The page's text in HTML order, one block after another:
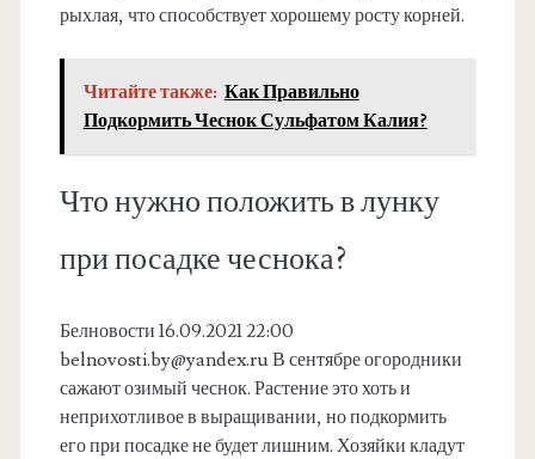
рыхлая, что способствует хорошему росту корней.
Читайте также: Как Правильно
Подкормить Чеснок Сульфатом Калия?
Что нужно положить в лунку
при посадке чеснока?
Белновости 16.09.2021 22:00
belnovosti.by@yandex.ruВ сентябре огородники
сажают озимый чеснок. Растение это хоть и
неприхотливое в выращивании, но подкормить
его при посадке не будет лишним. Хозяйки кладут